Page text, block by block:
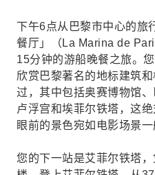
下午6点从巴黎市中心的旅
餐厅」（La Marina de
15分钟的游船晚餐之旅。
欣赏巴黎著名的地标建筑
过，其中包括奥赛博物馆、
卢浮宫和埃菲尔铁塔，这
眼前的景色宛如电影场景一
您的下一站是艾菲尔铁塔